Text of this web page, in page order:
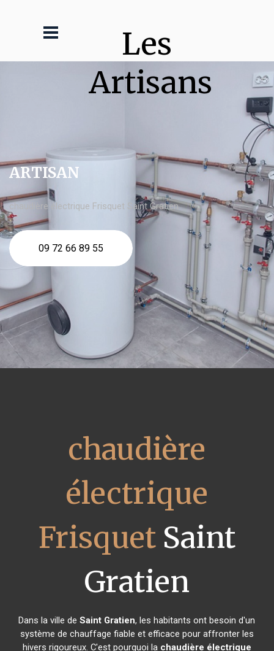
Les
Artisans
ARTISAN
chaudière électrique Frisquet Saint Gratien
09 72 66 89 55
chaudière
électrique
FrisquetSaint
Gratien
Dans la ville deSaint Gratien, les habitants ont besoin d'un
système de chauffage fiable et efficace pour affronter les
hivers rigoureux. C'est pourquoi la chaudière électrique